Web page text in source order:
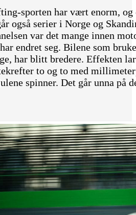
sporten har vært enorm, og
også serier i Norge og
var det mange innen
endret seg. Bilene som
har blitt bredere. Effekten
to og to med
spinner. Det går unna på